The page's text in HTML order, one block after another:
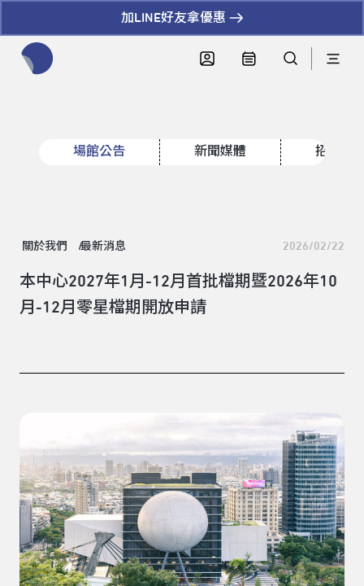
加LINE好友拿優惠
場館公告 新聞媒體 招標資
關於我們 最新消息 2026/02/22
本中心2027年1月-12月首批檔期暨2026年10
月-12月零星檔期開放申請